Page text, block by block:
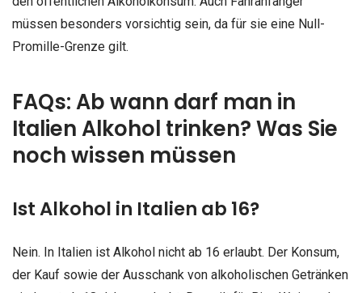
müssen besonders vorsichtig sein, da für sie eine Null-
Promille-Grenze gilt.
FAQs: Ab wann darf man in
Italien Alkohol trinken? Was Sie
noch wissen müssen
Ist Alkohol in Italien ab 16?
Nein. In Italien ist Alkohol nicht ab 16 erlaubt. Der Konsum,
der Kauf sowie der Ausschank von alkoholischen Getränken